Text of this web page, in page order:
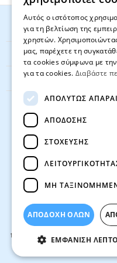
HOT ΚΑΤΗΓΟΡΙΕΣ
ΕΞΥΠΗΡΕΤΗΣΗ ΠΕΛΑΤΩΝ
Textbook.gr
© 2026
Designed &
textbook.gr
Αυτός ο ιστότοπος
για τη βελτίωση της
χρηστών.
μας, παρέχετε τη
τα cookies σύμφωνα με την
για τα cookies. Διαβάστε
ΑΠΟΛΎΤΩΣ
ΑΠΌΔΟΣΗΣ
ΣΤΌΧΕΥΣΗΣ
ΜΗ
ΑΠΟΔΟΧΗ ΟΛΩΝ
ΕΜΦΆΝΙΣΗ